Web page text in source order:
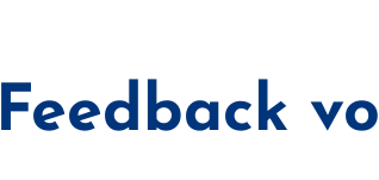
Feedback